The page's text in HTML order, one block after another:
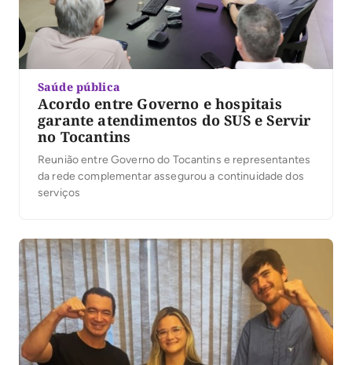
Saúde pública
Acordo entre Governo e hospitais
garante atendimentos do SUS e Servir
no Tocantins
Reunião entre Governo do Tocantins e representantes
da rede complementar assegurou a continuidade dos
serviços